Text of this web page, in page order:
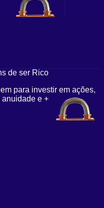
de ser Rico
para investir em ações,
anuidade e +